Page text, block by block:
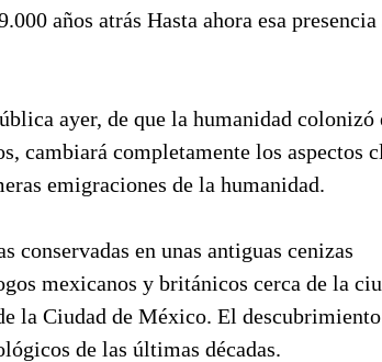
años atrás Hasta ahora esa presencia
ayer, de que la humanidad colonizó
cambiará completamente los aspectos
emigraciones de la humanidad.
conservadas en unas antiguas cenizas
mexicanos y británicos cerca de la
la Ciudad de México. El
de las últimas décadas.